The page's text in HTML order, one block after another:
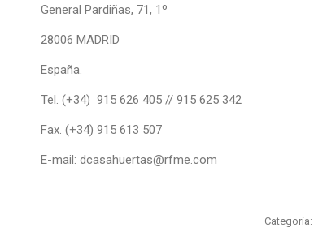
General Pardiñas, 71, 1º
28006 MADRID
España.
Tel. (+34) 915 626 405 // 915 625 342
Fax. (+34) 915 613 507
E-mail: dcasahuertas@rfme.com
Categoría: